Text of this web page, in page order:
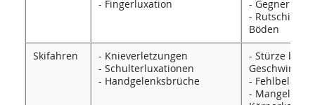
- Fingerluxation
-
- Rutschige
Böden
Skifahren
- Knieverletzungen
- Schulterluxationen
- Handgelenksbrüche
- Stürze bei
-
- Mangelnde